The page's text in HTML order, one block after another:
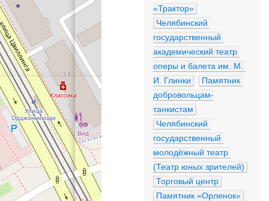
«Трактор»
Челябинский
государственный
академический театр
оперы и балета им. М.
И. Глинки
Памятник
добровольцам-
танкистам
Челябинский
государственный
молодёжный театр
(Театр юных зрителей)
Торговый центр
Памятник «Орленок»